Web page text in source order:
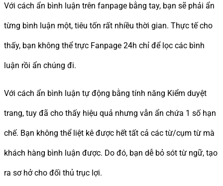
Với cách ẩn bình luận trên fanpage bằng tay, bạn sẽ phải ẩn
từng bình luận một, tiêu tốn rất nhiều thời gian. Thực tế cho
thấy, bạn không thể trực Fanpage 24h chỉ để lọc các bình
luận rồi ẩn chúng đi.
Với cách ẩn bình luận tự động bằng tính năng Kiểm duyệt
trang, tuy đã cho thấy hiệu quả nhưng vẫn ẩn chứa 1 số hạn
chế. Bạn không thể liệt kê được hết tất cả các từ/cụm từ mà
khách hàng bình luận được. Do đó, bạn dễ bỏ sót từ ngữ, tạo
ra sơ hở cho đối thủ trục lợi.